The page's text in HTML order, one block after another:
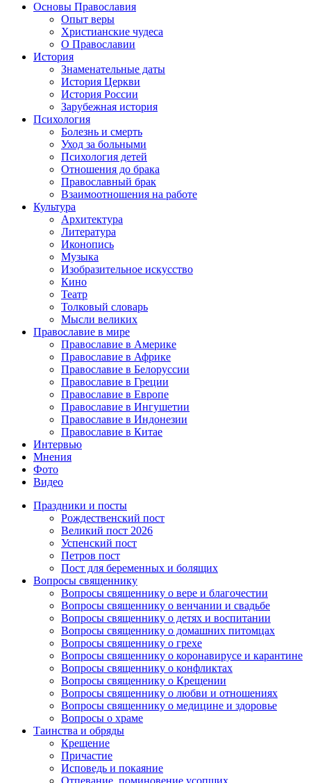
Основы Православия
Опыт веры
Христианские чудеса
О Православии
История
Знаменательные даты
История Церкви
История России
Зарубежная история
Психология
Болезнь и смерть
Уход за больными
Психология детей
Отношения до брака
Православный брак
Взаимоотношения на работе
Культура
Архитектура
Литература
Иконопись
Музыка
Изобразительное искусство
Кино
Театр
Толковый словарь
Мысли великих
Православие в мире
Православие в Америке
Православие в Африке
Православие в Белоруссии
Православие в Греции
Православие в Европе
Православие в Ингушетии
Православие в Индонезии
Православие в Китае
Интервью
Мнения
Фото
Видео
Праздники и посты
Рождественский пост
Великий пост 2026
Успенский пост
Петров пост
Пост для беременных и болящих
Вопросы священнику
Вопросы священнику о вере и благочестии
Вопросы священнику о венчании и свадьбе
Вопросы священнику о детях и воспитании
Вопросы священнику о домашних питомцах
Вопросы священнику о грехе
Вопросы священнику о коронавирусе и карантине
Вопросы священнику о конфликтах
Вопросы священнику о Крещении
Вопросы священнику о любви и отношениях
Вопросы священнику о медицине и здоровье
Вопросы о храме
Таинства и обряды
Крещение
Причастие
Исповедь и покаяние